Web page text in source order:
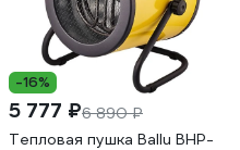
-16%
5 777 ₽6 890 ₽
Тепловая пушка Ballu BHP-